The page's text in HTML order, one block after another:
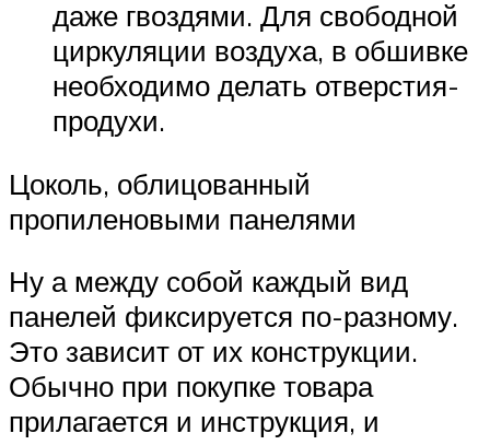
даже гвоздями. Для свободной
циркуляции воздуха, в обшивке
необходимо делать отверстия-
продухи.
Цоколь, облицованный
пропиленовыми панелями
Ну а между собой каждый вид
панелей фиксируется по-разному.
Это зависит от их конструкции.
Обычно при покупке товара
прилагается и инструкция, и